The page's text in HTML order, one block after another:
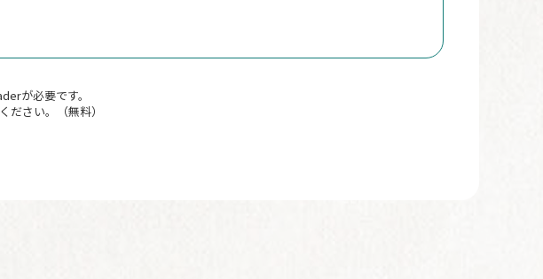
が必要です。
さい。（無料）